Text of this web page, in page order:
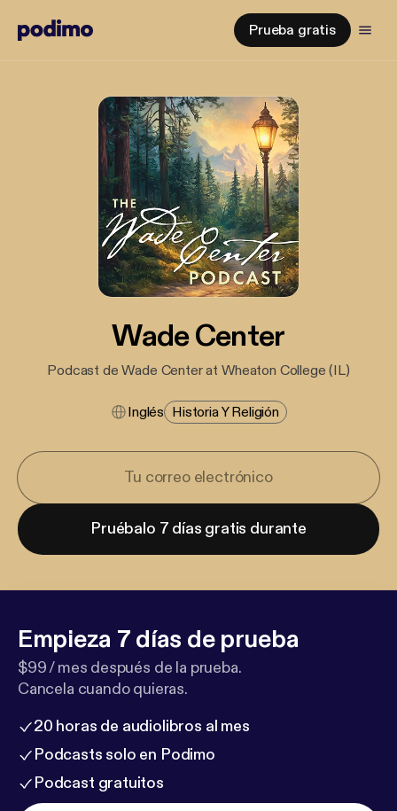
Prueba gratis
Wade Center
Podcast de Wade Center at Wheaton College (IL)
Inglés Historia Y Religión
Pruébalo 7 días gratis durante
Empieza 7 días de prueba
$99 / mes después de la prueba.
Cancela cuando quieras.
20 horas de audiolibros al mes
Podcasts solo en Podimo
Podcast gratuitos